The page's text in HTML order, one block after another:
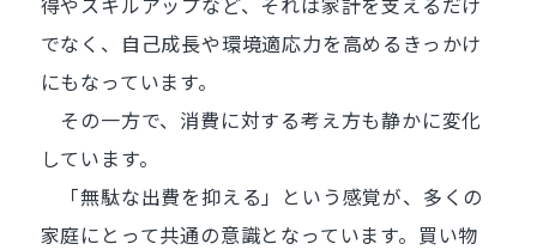
でなく、自己成長や環境適応力を高めるきっかけ
にもなっています。
その一方で、消費に対する考え方も静かに変化
しています。
「無駄な出費を抑える」という感覚が、多くの
家庭にとって共通の意識となっています。買い物